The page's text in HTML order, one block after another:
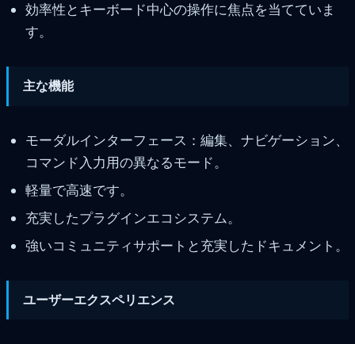
効率性とキーボード中心の操作に焦点を当てていま
す。
主な機能
モーダルインターフェース：編集、ナビゲーション、
コマンド入力用の異なるモード。
軽量で高速です。
充実したプラグインエコシステム。
強いコミュニティサポートと充実したドキュメント。
ユーザーエクスペリエンス